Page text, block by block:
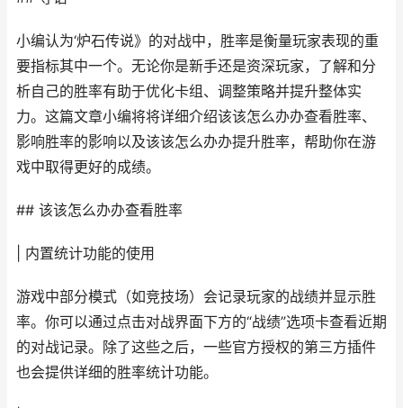
小编认为‘炉石传说》的对战中，胜率是衡量玩家表现的重
要指标其中一个。无论你是新手还是资深玩家，了解和分
析自己的胜率有助于优化卡组、调整策略并提升整体实
力。这篇文章小编将将详细介绍该该怎么办办查看胜率、
影响胜率的影响以及该该怎么办办提升胜率，帮助你在游
戏中取得更好的成绩。
## 该该怎么办办查看胜率
| 内置统计功能的使用
游戏中部分模式（如竞技场）会记录玩家的战绩并显示胜
率。你可以通过点击对战界面下方的“战绩”选项卡查看近期
的对战记录。除了这些之后，一些官方授权的第三方插件
也会提供详细的胜率统计功能。